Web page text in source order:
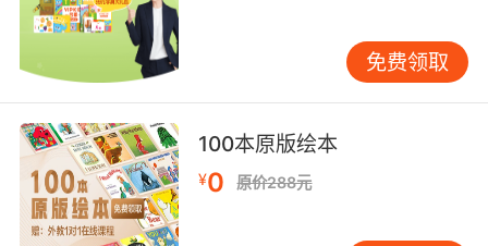
3 家长说给孩子听的话：
有时候，我们会被自己的感觉欺骗，就像故事里
贝拉的爸爸，他以为小彼得偷了他的斧子，就处
处觉得小彼得是小偷。实际上，小彼得冤枉得
很，斧子老老实实地待在贝拉家的木头堆里呢。
所以，在判断一件事情或者评价一个人之前，最
好还是有一些客观的事实作为依据，否则很有可
能做出错误的判断。
免费领取
100本原版绘本
¥0 原价288元